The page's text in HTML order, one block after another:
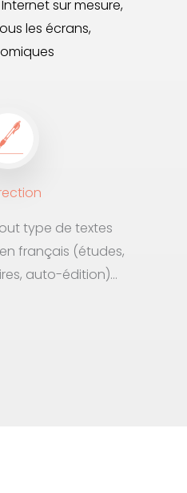
sur mesure,
les écrans,
type de textes
français (études,
auto-édition)…